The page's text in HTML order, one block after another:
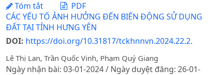
Tóm tắt
PDF
CÁC YẾU TỐ ẢNH HƯỞNG ĐẾN BIẾN ĐỘNG SỬ DỤNG
ĐẤT TẠI TỈNH HƯNG YÊN
DOI: https://doi.org/10.31817/tckhnnvn.2024.22.2.
Lê Thị Lan, Trần Quốc Vinh, Phạm Quý Giang
Ngày nhận bài: 03-01-2024 / Ngày duyệt đăng: 26-01-